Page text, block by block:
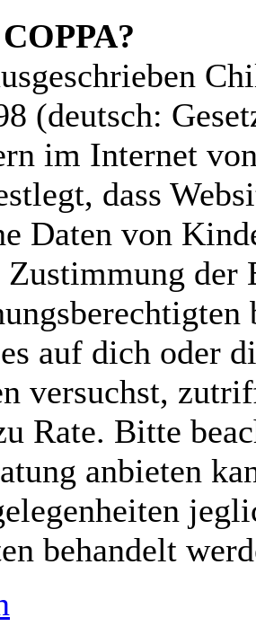
(deutsch:
im Internet
dass
Daten von
der
auf dich oder
versuchst,
Rate. Bitte
anbieten
behandelt